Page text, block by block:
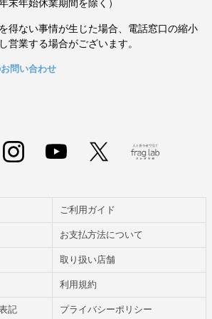
末年始休業期間を除く）
得ない事情が生じた場合、電話窓口の縮小
営業する場合がございます。
問い合わせ
ご利用ガイド
お支払方法について
取り扱い店舗
利用規約
記 プライバシーポリシー